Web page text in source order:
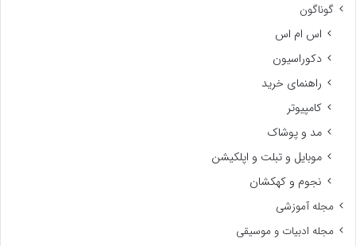
گوناگون
اس ام اس
دکوراسیون
راهنمای خرید
کامپیوتر
مد و پوشاک
موبایل و تبلت و اپلکیشن
نجوم و کهکشان
مجله آموزشی
مجله ادبیات و موسیقی